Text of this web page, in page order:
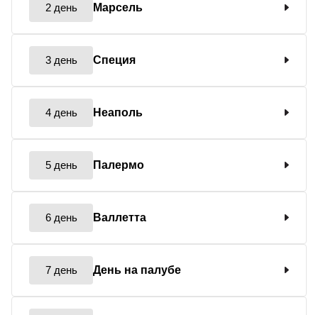
2 день Марсель
3 день Специя
4 день Неаполь
5 день Палермо
6 день Валлетта
7 день День на палубе